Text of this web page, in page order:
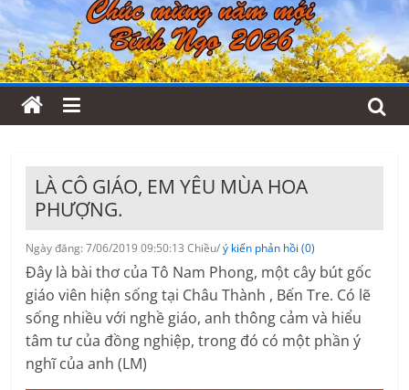
LÀ CÔ GIÁO, EM YÊU MÙA HOA
PHƯỢNG.
Ngày đăng: 7/06/2019 09:50:13 Chiều/ý kiến phản hồi (0)
Đây là bài thơ của Tô Nam Phong, một cây bút gốc
giáo viên hiện sống tại Châu Thành , Bến Tre. Có lẽ
sống nhiều với nghề giáo, anh thông cảm và hiểu
tâm tư của đồng nghiệp, trong đó có một phần ý
nghĩ của anh (LM)